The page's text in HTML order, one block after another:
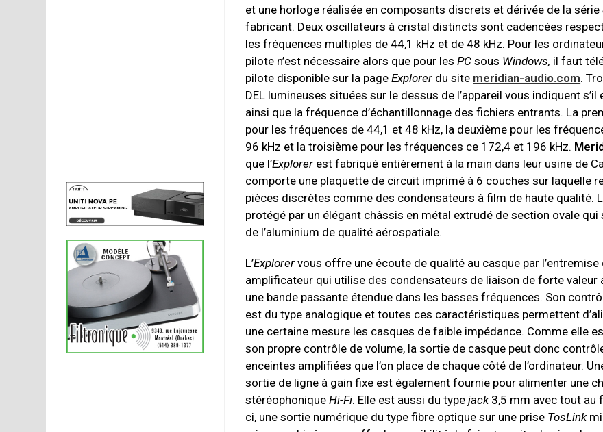
et une horloge réalisée en composants discrets et dérivée de la série
fabricant. Deux oscillateurs à cristal distincts sont cadencées
les fréquences multiples de 44,1 kHz et de 48 kHz. Pour les
pilote n’est nécessaire alors que pour lesPC sous Windows, il faut
pilote disponible sur la pageExplorer du site meridian-audio.com.
DEL lumineuses situées sur le dessus de l’appareil vous indiquent s’il
ainsi que la fréquence d’échantillonnage des fichiers entrants. La
pour les fréquences de 44,1 et 48 kHz, la deuxième pour les
96 kHz et la troisième pour les fréquences ce 172,4 et 196 kHz.
que l’Explorer est fabriqué entièrement à la main dans leur usine de
comporte une plaquette de circuit imprimé à 6 couches sur laquelle
pièces discrètes comme des condensateurs à film de haute qualité.
protégé par un élégant châssis en métal extrudé de section ovale qui
de l’aluminium de qualité aérospatiale.
L’Explorer vous offre une écoute de qualité au casque par l’entremise
amplificateur qui utilise des condensateurs de liaison de forte valeur
une bande passante étendue dans les basses fréquences. Son
est du type analogique et toutes ces caractéristiques permettent
une certaine mesure les casques de faible impédance. Comme elle
son propre contrôle de volume, la sortie de casque peut donc
enceintes amplifiées que l’on place de chaque côté de l’ordinateur.
sortie de ligne à gain fixe est également fournie pour alimenter une
stéréophoniqueHi-Fi. Elle est aussi du typejack3,5 mm avec tout au
ci, une sortie numérique du type fibre optique sur une prise TosLink